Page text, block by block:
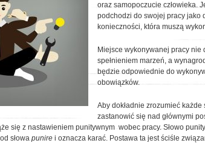
oraz samopoczucie człowieka.
podchodzi do swojej pracy jako
konieczności, która muszą
Miejsce wykonywanej pracy nie
spełnieniem marzeń, a
będzie odpowiednie do
obowiązków.
Aby dokładnie zrozumieć
zastanowić się nad głównymi
się z nastawieniem punitywnym wobec pracy. Słowo
słowa punire i oznacza karać. Postawa ta jest ściśle